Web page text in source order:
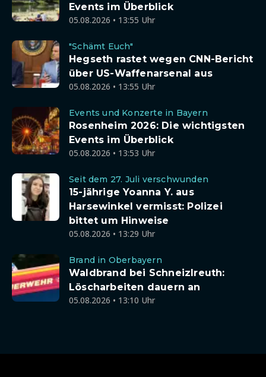
Events im Überblick
05.08.2026 • 13:55 Uhr
"Schämt Euch"
Hegseth rastet wegen CNN-Bericht
über US-Waffenarsenal aus
05.08.2026 • 13:55 Uhr
Events und Konzerte in Bayern
Rosenheim 2026: Die wichtigsten
Events im Überblick
05.08.2026 • 13:53 Uhr
Seit dem 27. Juli verschwunden
15-jährige Yoanna Y. aus
Harsewinkel vermisst: Polizei
bittet um Hinweise
05.08.2026 • 13:29 Uhr
Brand in Oberbayern
Waldbrand bei Schneizlreuth:
Löscharbeiten dauern an
05.08.2026 • 13:10 Uhr